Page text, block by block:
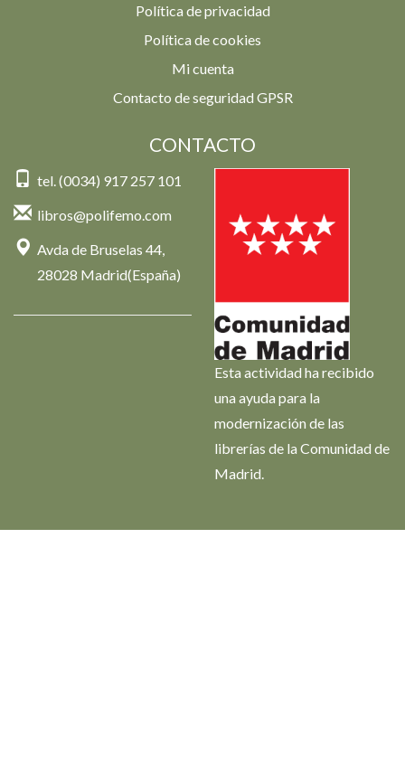
Política de privacidad
Política de cookies
Mi cuenta
Contacto de seguridad GPSR
CONTACTO
tel. (0034) 917 257 101
libros@polifemo.com
Avda de Bruselas 44,
28028 Madrid(España)
Esta actividad ha recibido
una ayuda para la
modernización de las
librerías de la Comunidad de
Madrid.